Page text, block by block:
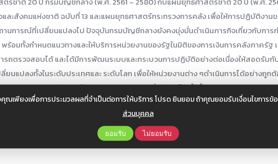
พียงเพื่อการประมวลผลที่จำเป็นต่อการให้บริการ โปรด ยินยอม ถ้าคุณยอมรับเงื่อนไขการข้
ส่วนบุคคล
ยอมรับ ไม่ยอมรับ
ะสังคมแห่งชาติ ฉบับที่ 13 และแผนยุทธศาสตร์กระทรวงการคลัง เพื่อให้การปฏิบัติงาน
การณ์ที่เปลี่ยนแปลงไป ปัจจุบันกรมบัญชีกลางยังคงมุ่งมั่นดำเนินภารกิจเกี่ยวกับการ
อมทั้งกำหนดแนวทางและให้บริการหน่วยงานของรัฐในมิติของการเงินการคลังภาครัฐ
รถตรวจสอบได้ และได้มีการพัฒนระบบและกระบวนการปฏิบัติอย่างต่อเนื่องให้สอดรับ
นแปลงทั้งในระดับประเทศและ ระดับโลก เพื่อให้หน่วยงานต่าง ๆดำเนินการได้อย่างถูก
จของประเทศ ส่งเสริมให้ประเทศชาติก้าวหน้ายั่งยืนต่อไป ทั้งนี้ รายงานสถิติการคลังป
มการรับจ่ายเงินงบประมาณ เงินนอกงบประมาณ ฐานะการคลัง การจัดซื้อจัดจ้างภาครั
ารการใช้จ่ายเงินของแผ่นดินในมิติต่าง ๆ และเพื่อให้ผู้สนใจได้ศึกษาและนำข้อมูลไปใช้ประ